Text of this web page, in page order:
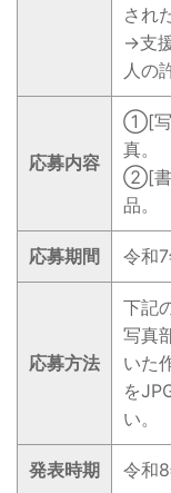
され
→支
人の
応募内容
①[写
真。
②[書
品。
応募期間 令和
応募方法
下記
写真
いた
を
い。
発表時期 令和